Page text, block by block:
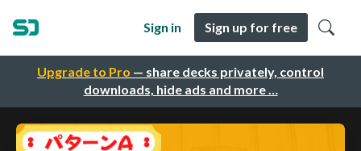
Upgrade to Pro — share decks privately, control
downloads, hide ads and more …
Sign in Sign up for free